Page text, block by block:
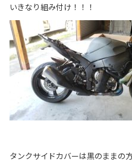
いきなり組み付け！！！
タンクサイドカバーは黒のままの